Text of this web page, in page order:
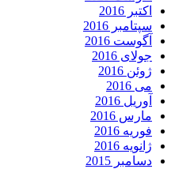
اکتبر 2016
سپتامبر 2016
آگوست 2016
جولای 2016
ژوئن 2016
می 2016
آوریل 2016
مارس 2016
فوریه 2016
ژانویه 2016
دسامبر 2015